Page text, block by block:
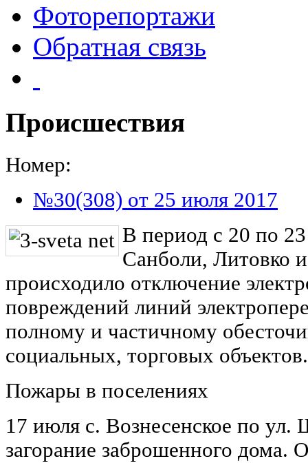
Фоторепортажи
Обратная связь
Происшествия
Номер:
№30(308) от 25 июля 2017
В период с 20 по
Санболи, Литовко
происходило отключение
повреждений линий
полному и частичному
социальных, торговых объектов.
Пожары в поселениях
17 июля с. Вознесенское по
загорание заброшенного дома.